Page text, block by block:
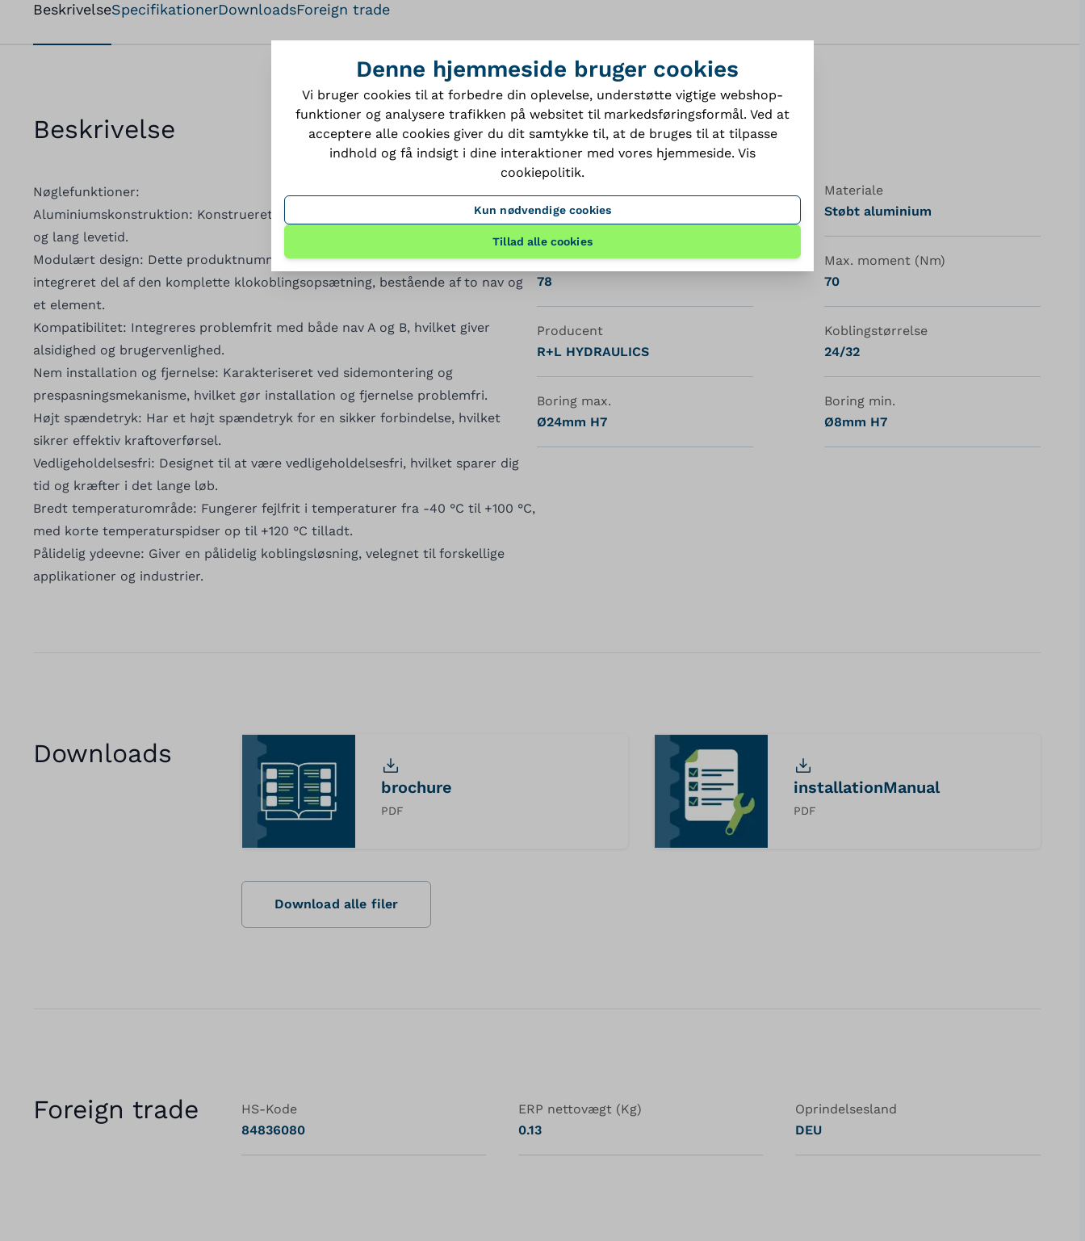
BeskrivelseSpecifikationerDownloadsForeign trade
Beskrivelse
Nøglefunktioner:
Aluminiumskonstruktion: Konstrueret af aluminium, hvilket sikrer holdbarhed
og lang levetid.
Modulært design: Dette produktnummer inkluderer nav A, der udgør en
integreret del af den komplette klokoblingsopsætning, bestående af to nav og
et element.
Kompatibilitet: Integreres problemfrit med både nav A og B, hvilket giver
alsidighed og brugervenlighed.
Nem installation og fjernelse: Karakteriseret ved sidemontering og
prespasningsmekanisme, hvilket gør installation og fjernelse problemfri.
Højt spændetryk: Har et højt spændetryk for en sikker forbindelse, hvilket
sikrer effektiv kraftoverførsel.
Vedligeholdelsesfri: Designet til at være vedligeholdelsesfri, hvilket sparer dig
tid og kræfter i det lange løb.
Bredt temperaturområde: Fungerer fejlfrit i temperaturer fra -40 °C til +100 °C,
med korte temperaturspidser op til +120 °C tilladt.
Pålidelig ydeevne: Giver en pålidelig koblingsløsning, velegnet til forskellige
applikationer og industrier.
Specifikationer
A
Materiale
Støbt aluminium
Længde (mm)
78
Max. moment (Nm)
70
Producent
R+L HYDRAULICS
Koblingstørrelse
24/32
Boring max.
Ø24mm H7
Boring min.
Ø8mm H7
Downloads
brochure
PDF
installationManual
PDF
Download alle filer
Foreign trade
HS-Kode
84836080
ERP nettovægt (Kg)
0.13
Oprindelsesland
DEU
Denne hjemmeside bruger cookies
Vi bruger cookies til at forbedre din oplevelse, understøtte vigtige webshop-
funktioner og analysere trafikken på websitet til markedsføringsformål. Ved at
acceptere alle cookies giver du dit samtykke til, at de bruges til at tilpasse
indhold og få indsigt i dine interaktioner med vores hjemmeside. Vis
cookiepolitik.
Kun nødvendige cookies
Tillad alle cookies